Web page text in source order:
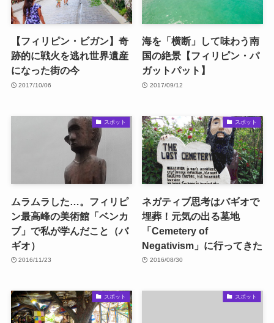
【フィリピン・ビガン】奇
跡的に戦火を逃れ世界遺産
になった街の今
2017/10/06
海を「横断」して味わう南
国の絶景【フィリピン・パ
ガットパット】
2017/09/12
スポット
ムラムラした…。フィリピ
ン最高峰の美術館「ベンカ
ブ」で私が学んだこと（バ
ギオ）
2016/11/23
スポット
ネガティブ思考はバギオで
埋葬！元気の出る墓地
「Cemetery of
Negativism」に行ってきた
2016/08/30
スポット スポット